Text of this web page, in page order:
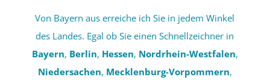
Von Bayern aus erreiche ich Sie in jedem Winkel
des Landes. Egal ob Sie einen Schnellzeichner in
Bayern, Berlin, Hessen, Nordrhein-Westfalen,
Niedersachen, Mecklenburg-Vorpommern,